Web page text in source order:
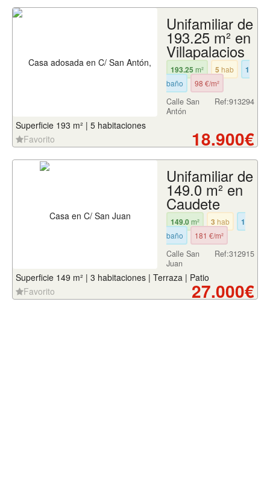
Unifamiliar de
193.25 m² en
Villapalacios
193.25 m² 5 hab 1
baño 98 €/m²
Ref:913294
Calle San
Antón
Superficie 193 m² | 5 habitaciones
Favorito
18.900€
Unifamiliar de
149.0 m² en
Caudete
149.0m² 3 hab 1
baño 181 €/m²
Ref:312915
Calle San
Juan
Superficie 149 m² | 3 habitaciones | Terraza | Patio
Favorito
27.000€